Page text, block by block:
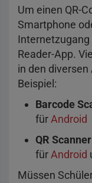
Um einen QR-
Smartphone
Internetzugang
Reader-App.
in den
Beispiel:
Barcode
fürAndroid
QR Scanner
fürAndroid
Müssen